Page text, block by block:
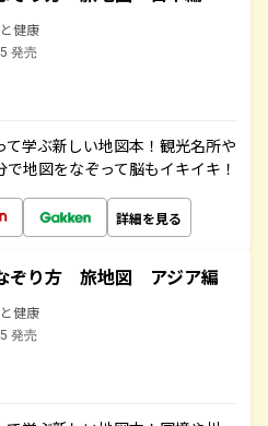
健康
発売
学ぶ新しい地図本！観光名所や
地図をなぞって脳もイキイキ！
詳細を見る
ぞり方 旅地図 アジア編
健康
発売